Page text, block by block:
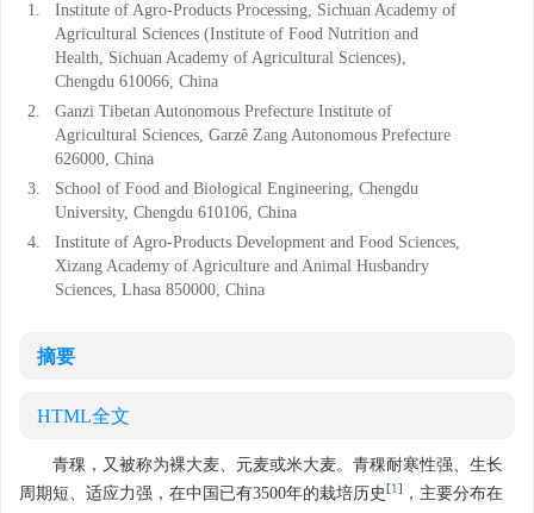
1.
Institute of Agro-Products Processing, Sichuan Academy of
Agricultural Sciences (Institute of Food Nutrition and
Health, Sichuan Academy of Agricultural Sciences),
Chengdu 610066, China
2.
Ganzi Tibetan Autonomous Prefecture Institute of
Agricultural Sciences, Garzê Zang Autonomous Prefecture
626000, China
3.
School of Food and Biological Engineering, Chengdu
University, Chengdu 610106, China
4.
Institute of Agro-Products Development and Food Sciences,
Xizang Academy of Agriculture and Animal Husbandry
Sciences, Lhasa 850000, China
摘要
HTML全文
青稞，又被称为裸大麦、元麦或米大麦。青稞耐寒性强、生长
周期短、适应力强，在中国已有3500年的栽培历史 [1 ]
，主要分布在